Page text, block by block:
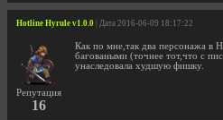
Hotline Hyrule v1.0.0 | Дата 2016-06-09 18:17:22
Репутация
16
Как по мне,так два персонажа в
баговаными (точнее тот,что с
унаследовала худшую фишку.